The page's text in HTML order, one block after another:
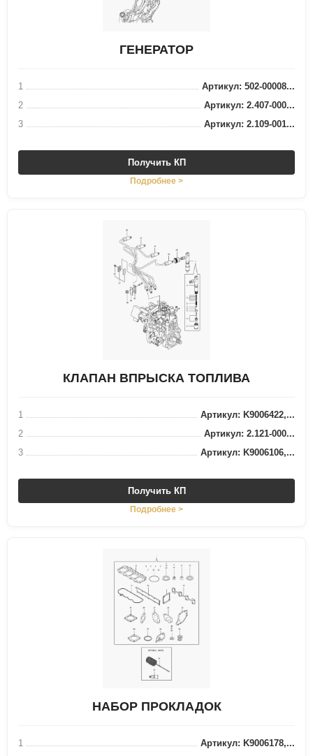
ГЕНЕРАТОР
1
Артикул: 502-00008...
2
Артикул: 2.407-000...
3
Артикул: 2.109-001...
Получить КП
Подробнее >
КЛАПАН ВПРЫСКА ТОПЛИВА
1
Артикул: K9006422,...
2
Артикул: 2.121-000...
3
Артикул: K9006106,...
Получить КП
Подробнее >
НАБОР ПРОКЛАДОК
1
Артикул: K9006178,...